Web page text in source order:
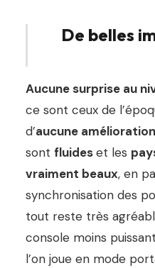
De belles
Aucune surprise au
ce sont ceux de
d’aucune amélioration
sont fluideset les
vraiment beaux, en
synchronisation des
tout reste très
console moins
l’on joue en mode